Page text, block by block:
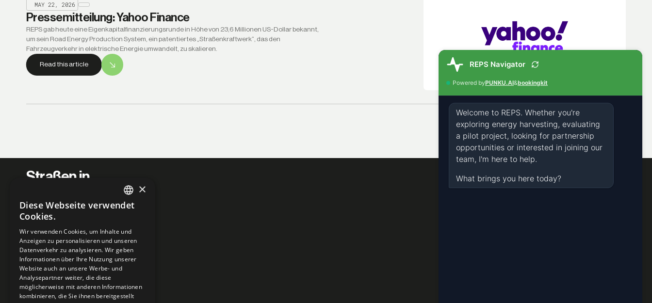
MAY 22, 2026
Pressemitteilung: Yahoo Finance
REPS gab heute eine Eigenkapitalfinanzierungsrunde in Höhe von 23,6 Millionen US-Dollar bekannt,
um sein Road Energy Production System, ein patentiertes „Straßenkraftwerk“, das den
Fahrzeugverkehr in elektrische Energie umwandelt, zu skalieren.
Read this article
Straßen in
verwandeln.
Über Uns
ENGLISH
×
Diese Webseite verwendet
Cookies.
Wir verwenden Cookies, um Inhalte und
Anzeigen zu personalisieren und unseren
Datenverkehr zu analysieren. Wir geben
Informationen über Ihre Nutzung unserer
Website auch an unsere Werbe- und
Analysepartner weiter, die diese
möglicherweise mit anderen Informationen
kombinieren, die Sie ihnen bereitgestellt